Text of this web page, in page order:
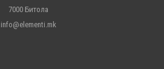
7000 Битола
info@elementi.mk